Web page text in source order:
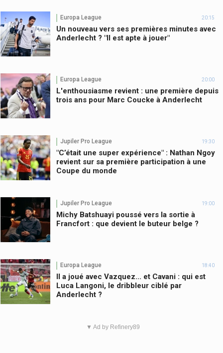
Europa League 20:15
Un nouveau vers ses premières minutes avec
Anderlecht ? "Il est apte à jouer"
Europa League 20:00
L'enthousiasme revient : une première depuis
trois ans pour Marc Coucke à Anderlecht
Jupiler Pro League 19:30
"C’était une super expérience" : Nathan Ngoy
revient sur sa première participation à une
Coupe du monde
Jupiler Pro League 19:00
Michy Batshuayi poussé vers la sortie à
Francfort : que devient le buteur belge ?
Europa League 18:40
Il a joué avec Vazquez... et Cavani : qui est
Luca Langoni, le dribbleur ciblé par
Anderlecht ?
▼ Ad by Refinery89